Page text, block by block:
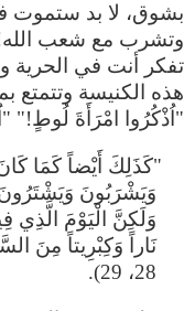
بشوق، لا بد ستموت
وتشرب مع شعب الله!
تفكر أنت في الحرية
هذه الكنيسة وتتمتع
"اُذْكُرُوا امْرَأَةَ لُوطٍ!"
"كَذَلِكَ أَيْضاً كَمَا
وَيَشْرَبُونَ
وَلَكِنَّ الْيَوْمَ
28، 29).